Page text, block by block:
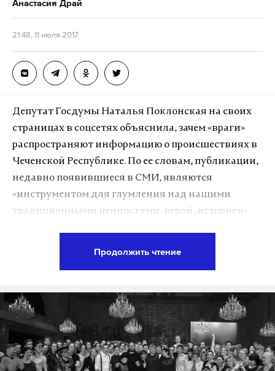
родственниками и бывшими партнерами по
бизнесу Мединского. В пресс-релизе «Яблока»
утверждается, что «компании заработали на
сговоре 106,3 миллиона рублей».
Подпишитесь на Daily Storm вMAX. Он
работает там, где тормозит интернет.
А еще мы есть в Telegram,ДзениVK.
Макс Telegram
Фото: © GLOBAL LOOK press/Pravda
Анастасия Драй
21:48, 11 июля 2017
Депутат Госдумы Наталья Поклонская на своих
страницах в соцсетях объяснила, зачем «враги»
распространяют информацию о происшествиях в
Чеченской Республике. По ее словам, публикации,
недавно появившиеся в СМИ, являются
«инструментом для глумления над нашими
традиционными ценностями, верой, историей».
Подпишитесь на Daily Storm в
А еще мы есть вTelegram,ДзениVK.
Макс Telegram
Дзен VK
Продолжить чтение